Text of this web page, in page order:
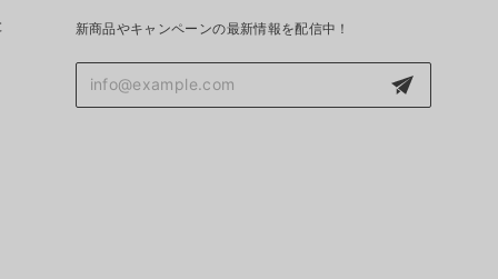
新商品やキャンペーンの最新情報を配信中！